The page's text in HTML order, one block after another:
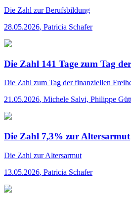
Die Zahl zur Berufsbildung
28.05.2026, Patricia Schafer
Die Zahl 141 Tage zum Tag
Die Zahl zum Tag der finanziellen
21.05.2026, Michele Salvi, Philippe
Die Zahl 7,3% zur Altersarmut
Die Zahl zur Altersarmut
13.05.2026, Patricia Schafer